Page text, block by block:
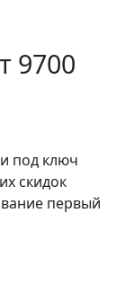
9700
под ключ
скидок
первый